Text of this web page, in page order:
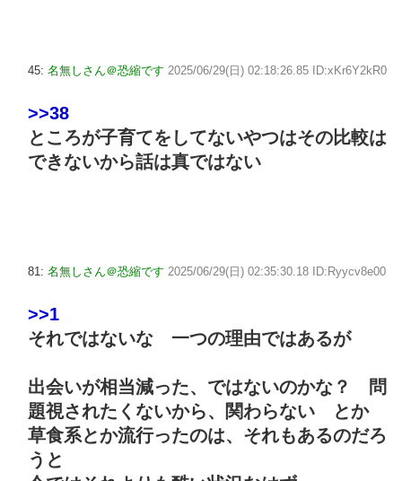
45: 名無しさん＠恐縮です 2025/06/29(日) 02:18:26.85 ID:xKr6Y2kR0
>>38
ところが子育てをしてないやつはその比較は
できないから話は真ではない
81: 名無しさん＠恐縮です 2025/06/29(日) 02:35:30.18 ID:Ryycv8e00
>>1
それではないな 一つの理由ではあるが
出会いが相当減った、ではないのかな？ 問
題視されたくないから、関わらない とか
草食系とか流行ったのは、それもあるのだろ
うと